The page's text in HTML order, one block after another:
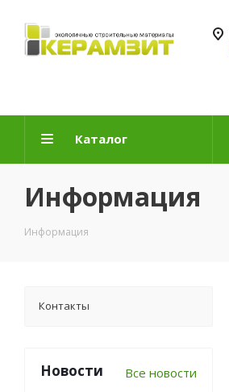
Каталог
Информация
Информация
Контакты
Новости Все новости